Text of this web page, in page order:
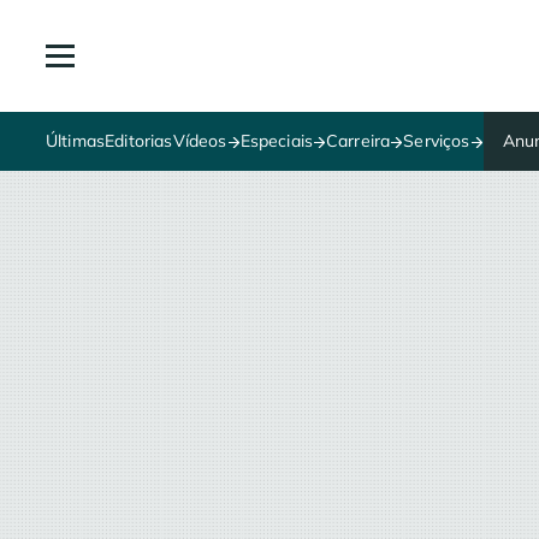
ÚltimasEditoriasVídeos Especiais Carreira Serviços